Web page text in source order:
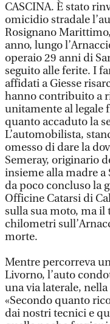
CASCINA. È stato
omicidio stradale
Rosignano
anno, lungo
operaio 29 anni di
seguito alle ferite. I
affidati a Giesse
hanno contribuito a
unitamente al legale
quanto accaduto la
L’automobilista,
omesso di dare la
Semeray, originario
insieme alla madre a
da poco concluso la
Officine Catarsi di
sulla sua moto, ma
chilometri
morte.
Mentre percorreva
Livorno, l’auto
una via laterale,
«Secondo quanto
dai nostri tecnici e